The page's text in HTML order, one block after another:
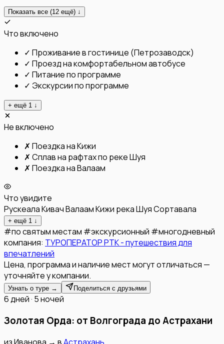
Показать все (12 ещё) ↓
Что включено
✓ Проживание в гостинице (Петрозаводск)
✓ Проезд на комфортабельном автобусе
✓ Питание по программе
✓ Экскурсии по программе
+ ещё 1 ↓
Не включено
✗ Поездка на Кижи
✗ Сплав на рафтах по реке Шуя
✗ Поездка на Валаам
Что увидите
РускеалаКивачВалаамКижи река ШуяСортавала
+ ещё 1 ↓
#по святым местам #экскурсионный #многодневный
компания: ТУРОПЕРАТОР РТК - путешествия для
впечатлений
Цена, программа и наличие мест могут отличаться —
уточняйте у компании.
Узнать о туре → Поделиться с друзьями
6 дней · 5 ночей
Золотая Орда: от Волгограда до Астрахани